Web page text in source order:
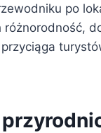
po
różnorodność,